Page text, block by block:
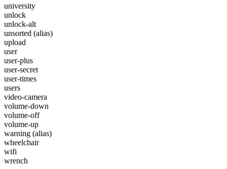
university
unlock
unlock-alt
unsorted (alias)
upload
user
user-plus
user-secret
user-times
users
video-camera
volume-down
volume-off
volume-up
warning (alias)
wheelchair
wifi
wrench